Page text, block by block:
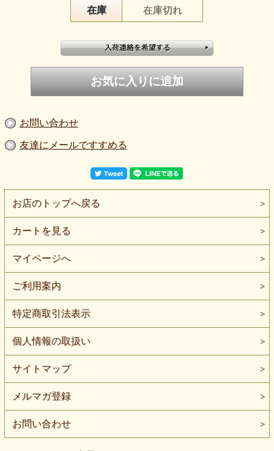
在庫 在庫切れ
お問い合わせ
友達にメールですすめる
お店のトップへ戻る
カートを見る
マイページへ
ご利用案内
特定商取引法表示
個人情報の取扱い
サイトマップ
メルマガ登録
お問い合わせ